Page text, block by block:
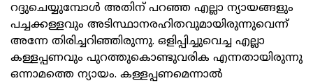
റദ്ദുചെയ്യുമ്പോൾ അതിന് പറഞ്ഞ എല്ലാ ന്യായങ്ങളും
പച്ചക്കള്ളവും അടിസ്ഥാനരഹിതവുമായിരുന്നുവെന്ന്
അന്നേ തിരിച്ചറിഞ്ഞിരുന്നു. ഒളിപ്പിച്ചുവെച്ച എല്ലാ
കള്ളപ്പണവും പുറത്തുകൊണ്ടുവരിക എന്നതായിരുന്നു
ഒന്നാമത്തെ ന്യായം. കള്ളപ്പണമെന്നാൽ